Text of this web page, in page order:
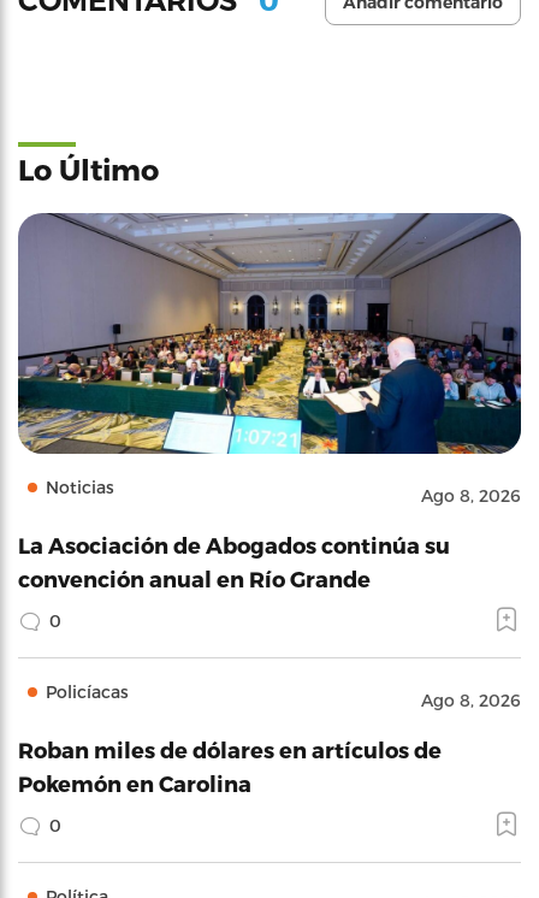
Lo Último
Noticias Ago 8, 2026
La Asociación de Abogados continúa su
convención anual en Río Grande
0
Policíacas Ago 8, 2026
Roban miles de dólares en artículos de
Pokemón en Carolina
0